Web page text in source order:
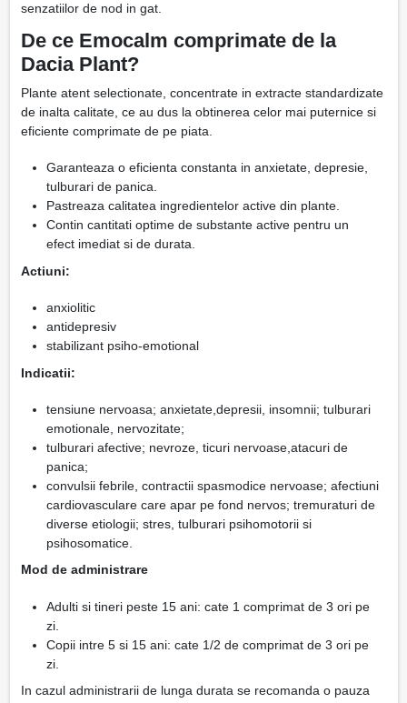
senzatiilor de nod in gat.
De ce Emocalm comprimate de la
Dacia Plant?
Plante atent selectionate, concentrate in extracte standardizate
de inalta calitate, ce au dus la obtinerea celor mai puternice si
eficiente comprimate de pe piata.
Garanteaza o eficienta constanta in anxietate, depresie,
tulburari de panica.
Pastreaza calitatea ingredientelor active din plante.
Contin cantitati optime de substante active pentru un
efect imediat si de durata.
Actiuni:
anxiolitic
antidepresiv
stabilizant psiho-emotional
Indicatii:
tensiune nervoasa; anxietate,depresii, insomnii; tulburari
emotionale, nervozitate;
tulburari afective; nevroze, ticuri nervoase,atacuri de
panica;
convulsii febrile, contractii spasmodice nervoase; afectiuni
cardiovasculare care apar pe fond nervos; tremuraturi de
diverse etiologii; stres, tulburari psihomotorii si
psihosomatice.
Mod de administrare
Adulti si tineri peste 15 ani: cate 1 comprimat de 3 ori pe
zi.
Copii intre 5 si 15 ani: cate 1/2 de comprimat de 3 ori pe
zi.
In cazul administrarii de lunga durata se recomanda o pauza